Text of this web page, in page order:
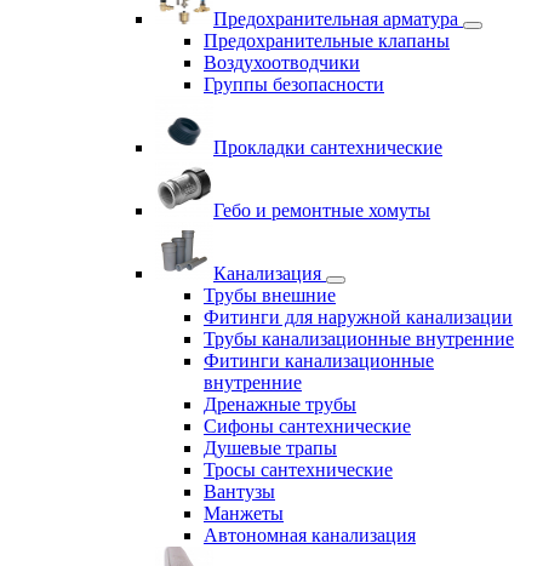
Предохранительная арматура
Предохранительные клапаны
Воздухоотводчики
Группы безопасности
Прокладки сантехнические
Гебо и ремонтные хомуты
Канализация
Трубы внешние
Фитинги для наружной канализации
Трубы канализационные внутренние
Фитинги канализационные
внутренние
Дренажные трубы
Сифоны сантехнические
Душевые трапы
Тросы сантехнические
Вантузы
Манжеты
Автономная канализация